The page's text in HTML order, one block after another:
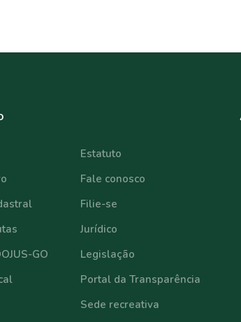
GO
Estatuto
Fale conosco
Filie-se
Jurídico
Legislação
Portal da Transparência
Sede recreativa